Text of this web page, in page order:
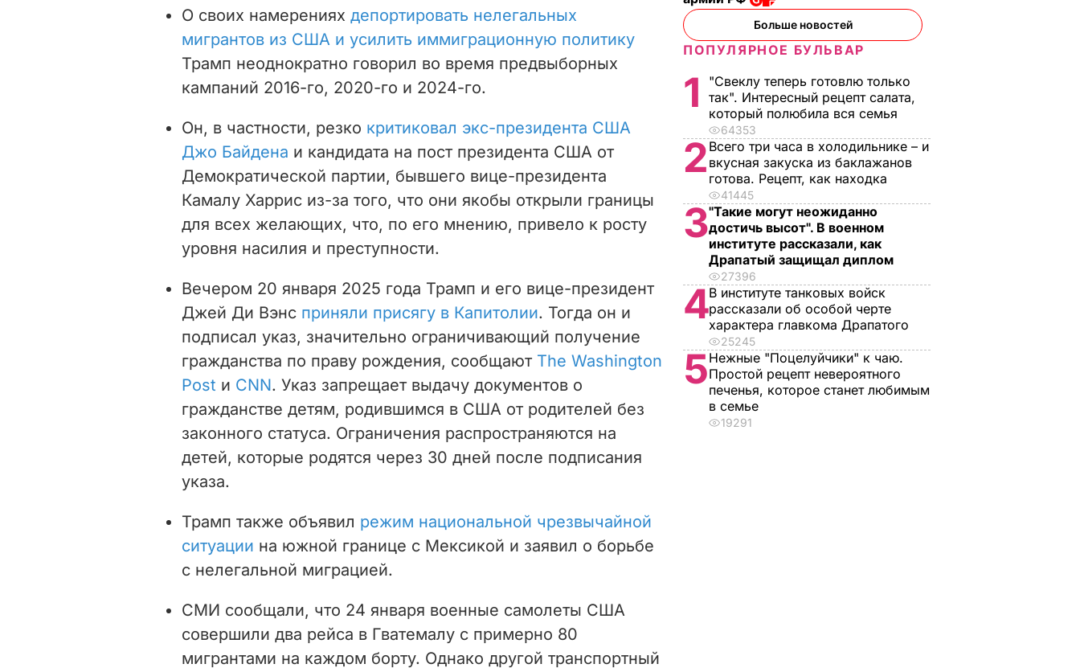
О своих намерениях депортировать нелегальных
мигрантов из США и усилить иммиграционную политику
Трамп неоднократно говорил во время предвыборных
кампаний 2016-го, 2020-го и 2024-го.
Он, в частности, резко критиковал экс-президента США
Джо Байдена и кандидата на пост президента США от
Демократической партии, бывшего вице-президента
Камалу Харрис из-за того, что они якобы открыли границы
для всех желающих, что, по его мнению, привело к росту
уровня насилия и преступности.
Вечером 20 января 2025 года Трамп и его вице-президент
Джей Ди Вэнс приняли присягу в Капитолии. Тогда он и
подписал указ, значительно ограничивающий получение
гражданства по праву рождения, сообщают The Washington
Post и CNN. Указ запрещает выдачу документов о
гражданстве детям, родившимся в США от родителей без
законного статуса. Ограничения распространяются на
детей, которые родятся через 30 дней после подписания
указа.
Трамп также объявил режим национальной чрезвычайной
ситуации на южной границе с Мексикой и заявил о борьбе
с нелегальной миграцией.
СМИ сообщали, что 24 января военные самолеты США
совершили два рейса в Гватемалу с примерно 80
мигрантами на каждом борту. Однако другой транспортный
Больше новостей
ПОПУЛЯРНОЕ БУЛЬВАР
1
"Свеклу теперь готовлю только
так". Интересный рецепт салата,
который полюбила вся семья
64353
2 Всего три часа в холодильнике – и
вкусная закуска из баклажанов
готова. Рецепт, как находка
41445
3"Такие могут неожиданно
достичь высот". В военном
институте рассказали, как
Драпатый защищал диплом
27396
4В институте танковых войск
рассказали об особой черте
характера главкома Драпатого
25245
5Нежные "Поцелуйчики" к чаю.
Простой рецепт невероятного
печенья, которое станет любимым
в семье
19291